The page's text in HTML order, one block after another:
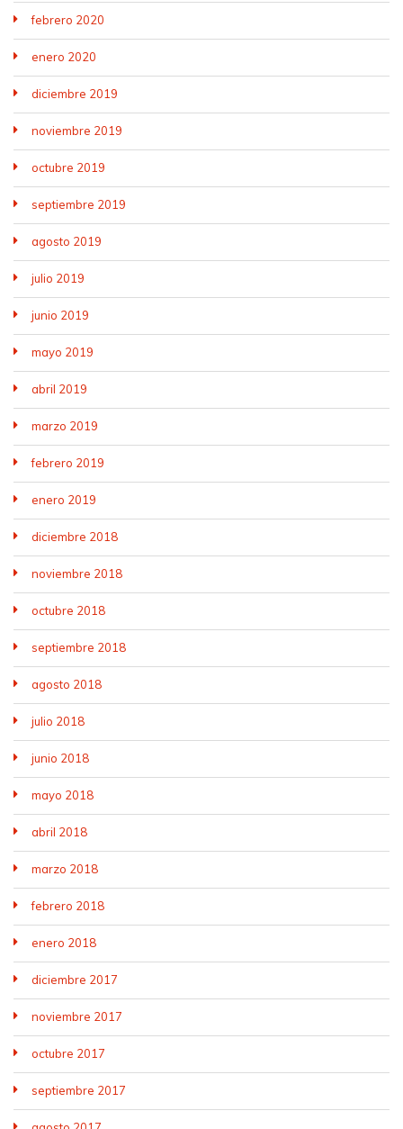
febrero 2020
enero 2020
diciembre 2019
noviembre 2019
octubre 2019
septiembre 2019
agosto 2019
julio 2019
junio 2019
mayo 2019
abril 2019
marzo 2019
febrero 2019
enero 2019
diciembre 2018
noviembre 2018
octubre 2018
septiembre 2018
agosto 2018
julio 2018
junio 2018
mayo 2018
abril 2018
marzo 2018
febrero 2018
enero 2018
diciembre 2017
noviembre 2017
octubre 2017
septiembre 2017